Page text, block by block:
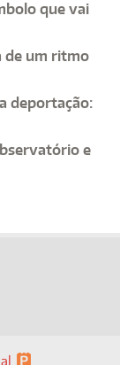
que vai
de um ritmo
deportação:
e